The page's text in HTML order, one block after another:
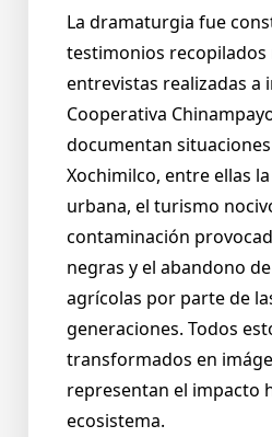
La dramaturgia fue
testimonios recopilados
entrevistas realizadas a
Cooperativa
documentan
Xochimilco, entre ellas
urbana, el turismo
contaminación
negras y el abandono
agrícolas por parte de
generaciones. Todos
transformados en
representan el impacto
ecosistema.